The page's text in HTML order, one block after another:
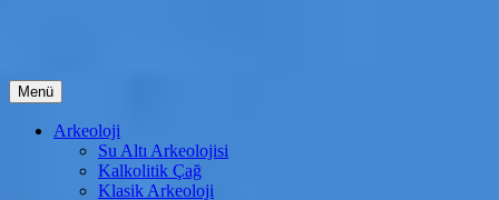
Menü İçeriğe
atla
Arkeoloji
Su Altı Arkeolojisi
Kalkolitik Çağ
Klasik Arkeoloji